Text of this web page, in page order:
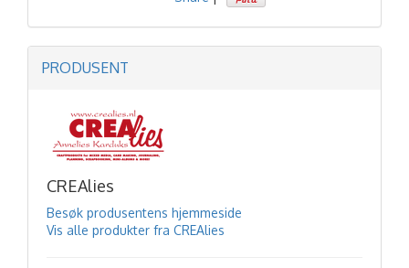
PRODUSENT
CREAlies
Besøk produsentens hjemmeside
Vis alle produkter fra CREAlies